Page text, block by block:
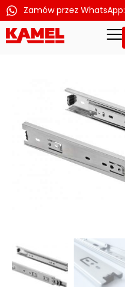
Przejdź
Zamów przez WhatsApp: